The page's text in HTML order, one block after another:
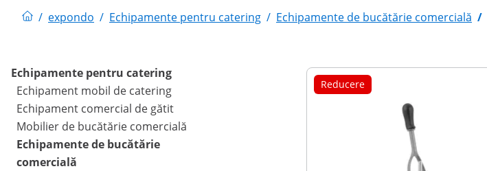
/ expondo / Echipamente pentru catering / Echipamente de bucătărie comercială /
Echipamente pentru catering
Echipament mobil de catering
Echipament comercial de gătit
Mobilier de bucătărie comercială
Echipamente de bucătărie
comercială
Reducere